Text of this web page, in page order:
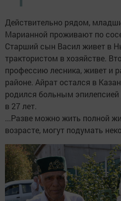
Действительно рядом,
Марианной проживают по
Старший сын Васил живет в
трактористом в хозяйстве.
профессию лесника, живет и
районе. Айрат остался в
родился больным
в 27 лет.
...Разве можно жить полной
возрасте, могут подумать